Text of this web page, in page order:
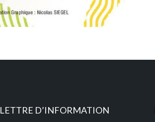
LETTRE D’INFORMATION